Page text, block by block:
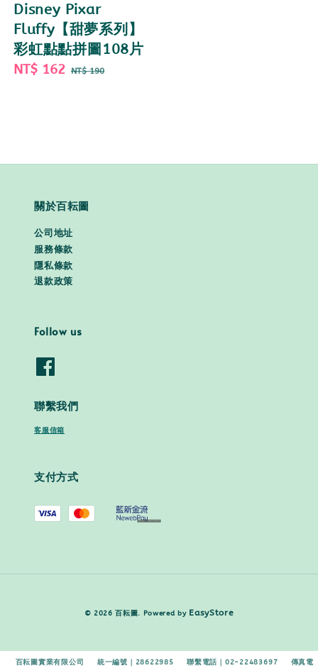
Disney Pixar
Fluffy【甜夢系列】
彩虹點點拼圖108片
Sale
NT$ 162 Regular
NT$ 190
關於百耘圖
公司地址
服務條款
隱私條款
退款政策
Follow us
聯繫我們
客服信箱
支付方式
© 2026 百耘圖. Powered by EasyStore
百耘圖實業有限公司 統一編號｜28622985 聯繫電話｜02-22483697 傳真電